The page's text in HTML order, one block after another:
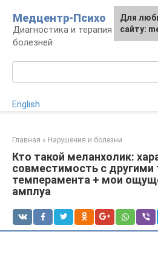
контенту
Медцентр-Психо
Диагностика и терапия
болезней
English
Главная » Нарушения и болезни
Кто такой меланхолик:
совместимость с другими
темперамента + мои
амплуа
Для
сайту: